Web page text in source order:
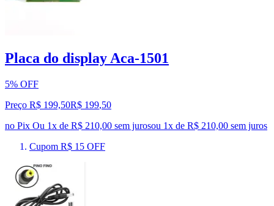
Placa do display Aca-1501
5% OFF
Preço R$ 199,50R$ 199,50
no Pix Ou 1x de R$ 210,00 sem jurosou 1x de R$ 210,00 sem juros
Cupom R$ 15 OFF